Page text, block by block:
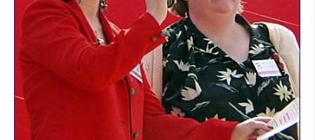
SOCIÁLNÍ SÍTĚ
RUBRIKY
PLNÁ VERZE STRÁNEK